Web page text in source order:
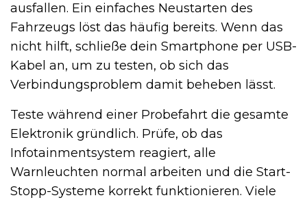
ausfallen. Ein einfaches Neustarten des
Fahrzeugs löst das häufig bereits. Wenn das
nicht hilft, schließe dein Smartphone per USB-
Kabel an, um zu testen, ob sich das
Verbindungsproblem damit beheben lässt.
Teste während einer Probefahrt die gesamte
Elektronik gründlich. Prüfe, ob das
Infotainmentsystem reagiert, alle
Warnleuchten normal arbeiten und die Start-
Stopp-Systeme korrekt funktionieren. Viele